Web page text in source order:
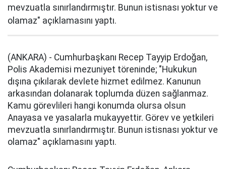
mevzuatla sınırlandırmıştır. Bunun istisnası yoktur ve
olamaz" açıklamasını yaptı.
(ANKARA) - Cumhurbaşkanı Recep Tayyip Erdoğan,
Polis Akademisi mezuniyet töreninde; "Hukukun
dışına çıkılarak devlete hizmet edilmez. Kanunun
arkasından dolanarak toplumda düzen sağlanmaz.
Kamu görevlileri hangi konumda olursa olsun
Anayasa ve yasalarla mukayyettir. Görev ve yetkileri
mevzuatla sınırlandırmıştır. Bunun istisnası yoktur ve
olamaz" açıklamasını yaptı.